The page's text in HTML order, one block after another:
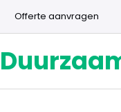
Offerte aanvragen